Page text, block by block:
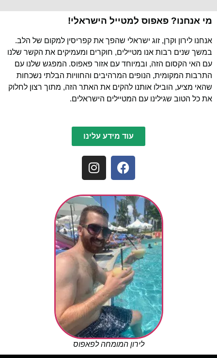
מי אנחנו? פאפוס למטייל הישראלי!
אנחנו לירון וקרן, זוג ישראלי שהפך את קפריסין למקום של הלב.
במשך שנים רבות אנו מטיילים, חוקרים ומעמיקים את הקשר שלנו
עם האי הקסום הזה, ובמיוחד עם אזור פאפוס. המפגש שלנו עם
התרבות המקומית, הנופים המרהיבים והחוויות הבלתי נשכחות
שהאי מציע, הובילו אותנו להקים את האתר הזה, מתוך רצון לחלוק
את כל הטוב שגילינו עם המטיילים הישראלים.
עוד מידע עלינו
לירון המומחה לפאפוס